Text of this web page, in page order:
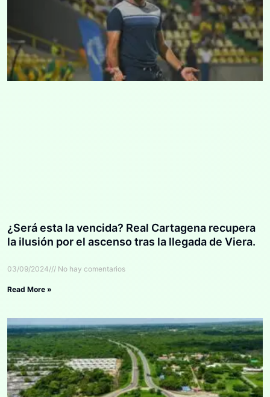
¿Será esta la vencida? Real Cartagena recupera
la ilusión por el ascenso tras la llegada de Viera.
03/09/2024 No hay comentarios
Read More »